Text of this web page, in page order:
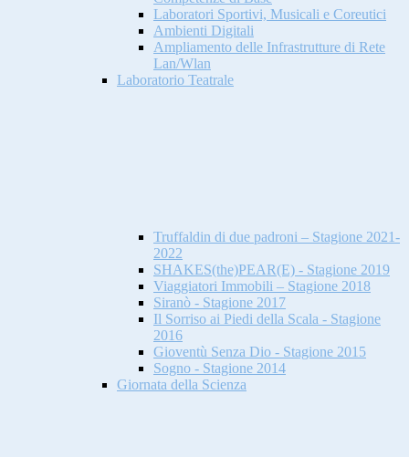
Laboratori Sportivi, Musicali e Coreutici
Ambienti Digitali
Ampliamento delle Infrastrutture di Rete
Lan/Wlan
Laboratorio Teatrale
Truffaldin di due padroni – Stagione 2021-
2022
SHAKES(the)PEAR(E) - Stagione 2019
Viaggiatori Immobili – Stagione 2018
Siranò - Stagione 2017
Il Sorriso ai Piedi della Scala - Stagione
2016
Gioventù Senza Dio - Stagione 2015
Sogno - Stagione 2014
Giornata della Scienza